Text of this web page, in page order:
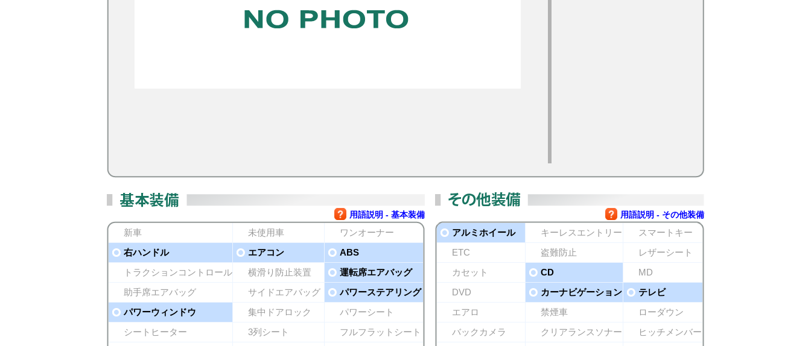
用語説明 - 基本装備
新車 未使用車
ワンオーナー
右ハンドル
エアコン
ABS
トラクションコントロール
横滑り防止装置
運転席エアバッグ
助手席エアバッグ
サイドエアバッグ
パワーステアリング
パワーウィンドウ
集中ドアロック
パワーシート
シートヒーター
3列シート
フルフラットシート
用語説明 - その他装備
アルミホイール キーレスエントリー
スマートキー
ETC
盗難防止
レザーシート
カセット
CD
MD
DVD
カーナビゲーション
テレビ
エアロ
禁煙車
ローダウン
バックカメラ
クリアランスソナー
ヒッチメンバー